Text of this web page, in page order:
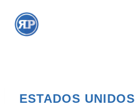
ESTADOS UNIDOS